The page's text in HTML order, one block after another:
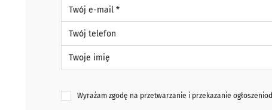
Wyrażam zgodę na przetwarzanie i przekazanie